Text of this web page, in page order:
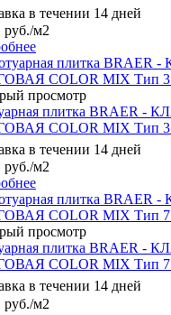
в течении 14 дней
руб./м2
просмотр
плитка BRAER -
COLOR MIX Тип 3
в течении 14 дней
руб./м2
просмотр
плитка BRAER -
COLOR MIX Тип 7
в течении 14 дней
руб./м2